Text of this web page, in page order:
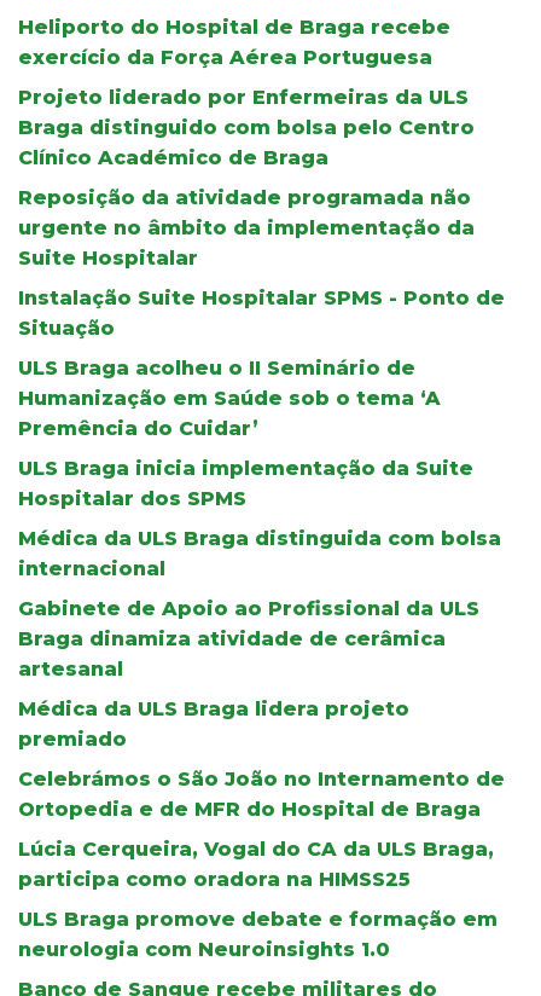
Heliporto do Hospital de Braga recebe
exercício da Força Aérea Portuguesa
Projeto liderado por Enfermeiras da ULS
Braga distinguido com bolsa pelo Centro
Clínico Académico de Braga
Reposição da atividade programada não
urgente no âmbito da implementação da
Suite Hospitalar
Instalação Suite Hospitalar SPMS - Ponto de
Situação
ULS Braga acolheu o II Seminário de
Humanização em Saúde sob o tema ‘A
Premência do Cuidar’
ULS Braga inicia implementação da Suite
Hospitalar dos SPMS
Médica da ULS Braga distinguida com bolsa
internacional
Gabinete de Apoio ao Profissional da ULS
Braga dinamiza atividade de cerâmica
artesanal
Médica da ULS Braga lidera projeto
premiado
Celebrámos o São João no Internamento de
Ortopedia e de MFR do Hospital de Braga
Lúcia Cerqueira, Vogal do CA da ULS Braga,
participa como oradora na HIMSS25
ULS Braga promove debate e formação em
neurologia com Neuroinsights 1.0
Banco de Sangue recebe militares do